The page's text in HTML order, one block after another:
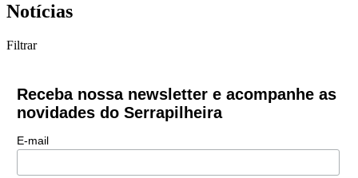
Notícias
Filtrar
Receba nossa newsletter e acompanhe as
novidades do Serrapilheira
E-mail